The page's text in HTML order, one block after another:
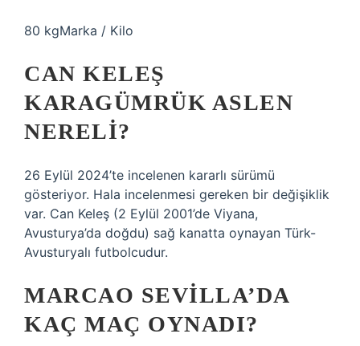
80 kgMarka / Kilo
CAN KELEŞ
KARAGÜMRÜK ASLEN
NERELI?
26 Eylül 2024’te incelenen kararlı sürümü
gösteriyor. Hala incelenmesi gereken bir değişiklik
var. Can Keleş (2 Eylül 2001’de Viyana,
Avusturya’da doğdu) sağ kanatta oynayan Türk-
Avusturyalı futbolcudur.
MARCAO SEVILLA’DA
KAÇ MAÇ OYNADI?